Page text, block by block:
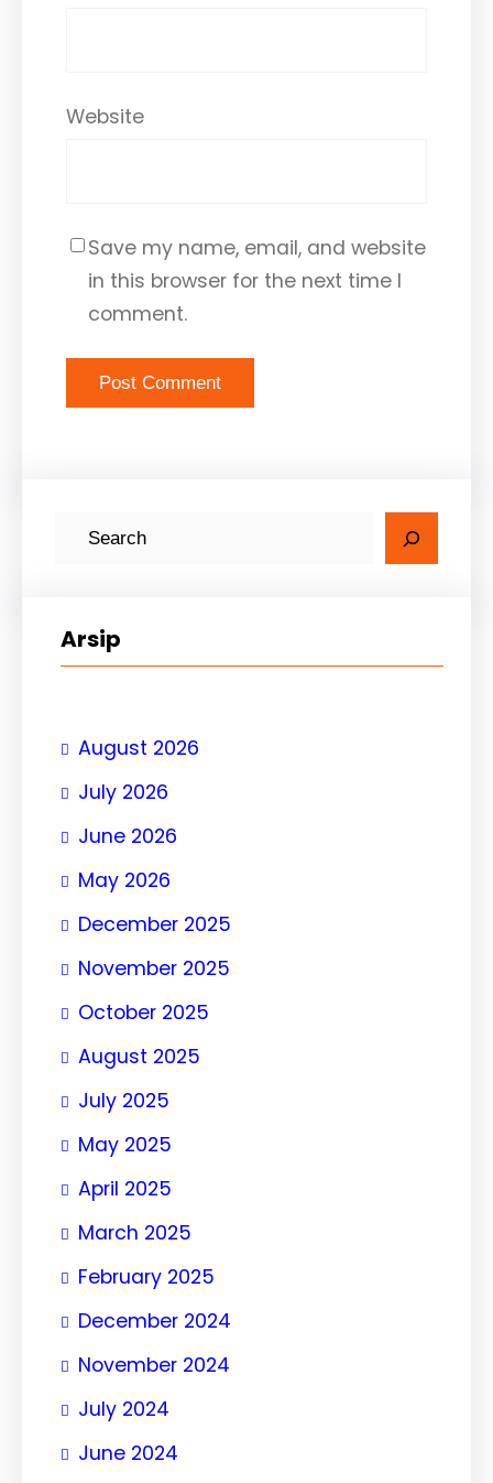
Website
Save my name, email, and website
in this browser for the next time I
comment.
Arsip
August 2026
July 2026
June 2026
May 2026
December 2025
November 2025
October 2025
August 2025
July 2025
May 2025
April 2025
March 2025
February 2025
December 2024
November 2024
July 2024
June 2024